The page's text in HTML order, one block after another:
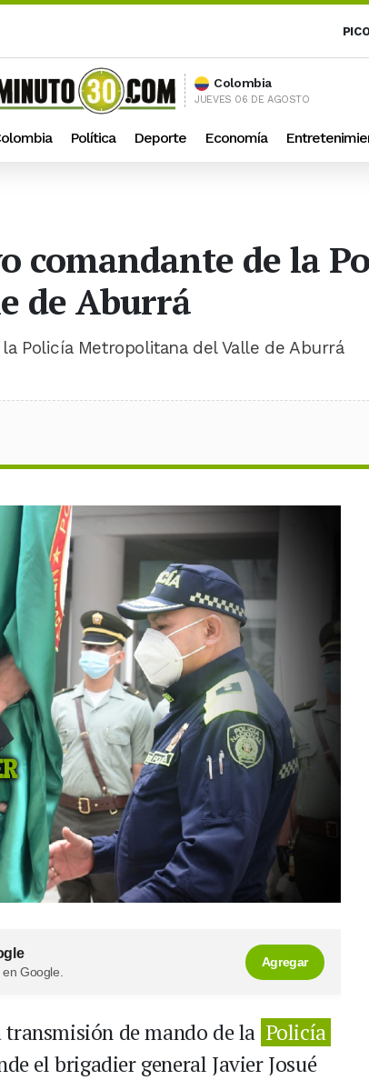
Colombia
JUEVES 06 DE AGOSTO
Política Deporte Economía
comandante de la
de Aburrá
Policía Metropolitana del Valle de Aburrá
Google.
Agregar
transmisión de mando de la Policía
el brigadier general Javier Josué